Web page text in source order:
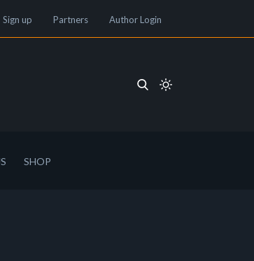
Sign up Partners Author Login
SHOP